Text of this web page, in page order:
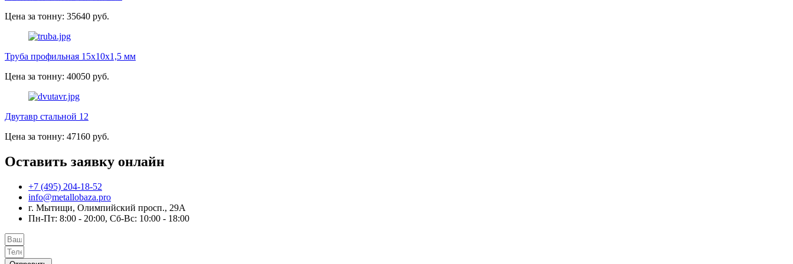
Цена за тонну: 35640 руб.
Труба профильная 15х10х1,5 мм
Цена за тонну: 40050 руб.
Двутавр стальной 12
Цена за тонну: 47160 руб.
Оставить заявку онлайн
+7 (495) 204-18-52
info@metallobaza.pro
г. Мытищи, Олимпийский просп., 29А
Пн-Пт: 8:00 - 20:00, Сб-Вс: 10:00 - 18:00